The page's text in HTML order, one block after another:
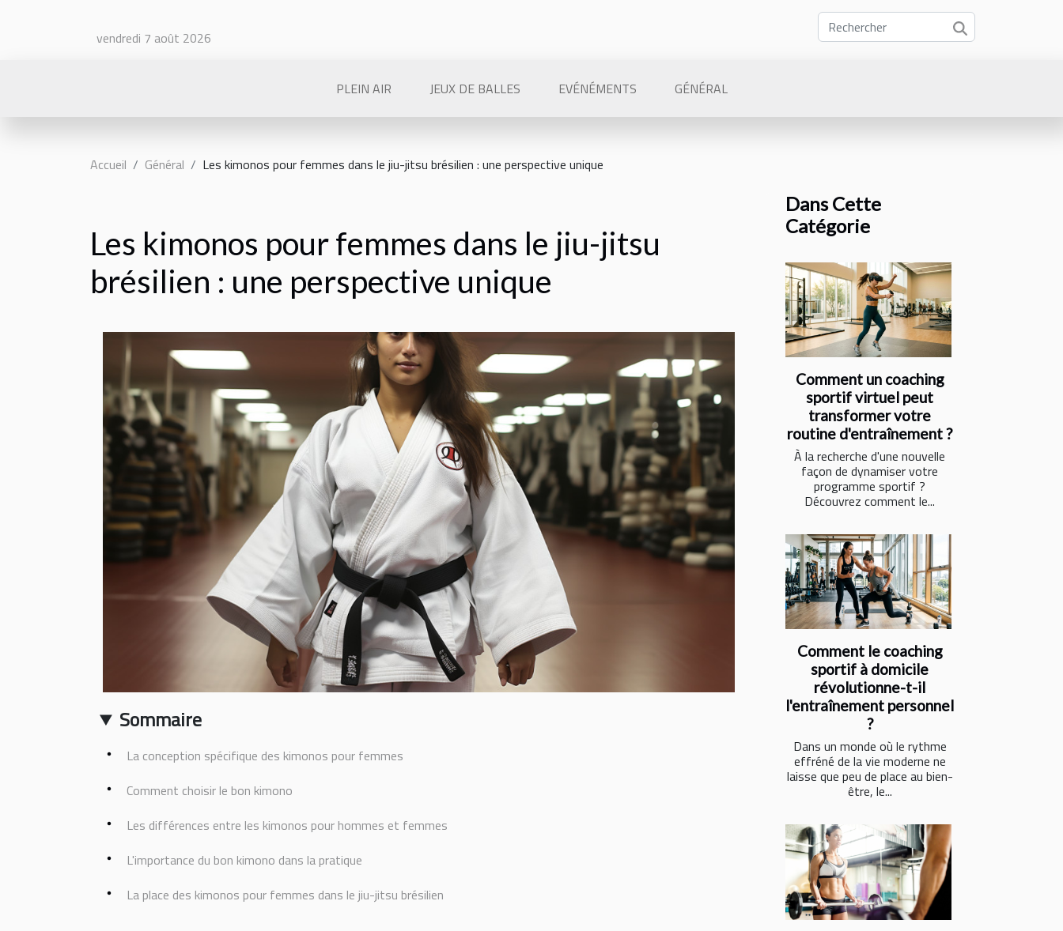
vendredi 7 août 2026
PLEIN AIR JEUX DE BALLES EVÉNÉMENTS GÉNÉRAL
Accueil Général Les kimonos pour femmes dans le jiu-jitsu brésilien : une perspective unique
Les kimonos pour femmes dans le jiu-jitsu
brésilien : une perspective unique
Sommaire
La conception spécifique des kimonos pour femmes
Comment choisir le bon kimono
Les différences entre les kimonos pour hommes et femmes
L'importance du bon kimono dans la pratique
La place des kimonos pour femmes dans le jiu-jitsu brésilien
Dans Cette
Catégorie
Comment un coaching
sportif virtuel peut
transformer votre
routine d'entraînement ?
À la recherche d'une nouvelle
façon de dynamiser votre
programme sportif ?
Découvrez comment le...
Comment le coaching
sportif à domicile
révolutionne-t-il
l'entraînement personnel
?
Dans un monde où le rythme
effréné de la vie moderne ne
laisse que peu de place au bien-
être, le...